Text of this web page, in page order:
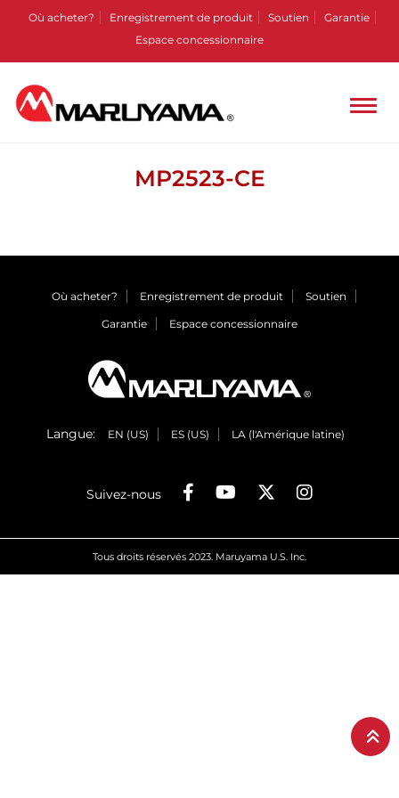
Où acheter? Enregistrement de produit Soutien
Garantie
Espace concessionnaire
MP2523-CE
Où acheter? Enregistrement de produit Soutien
Garantie Espace concessionnaire
Langue: EN (US) ES (US) LA (l'Amérique latine)
Suivez-nous
Tous droits réservés 2023. Maruyama U.S. Inc.